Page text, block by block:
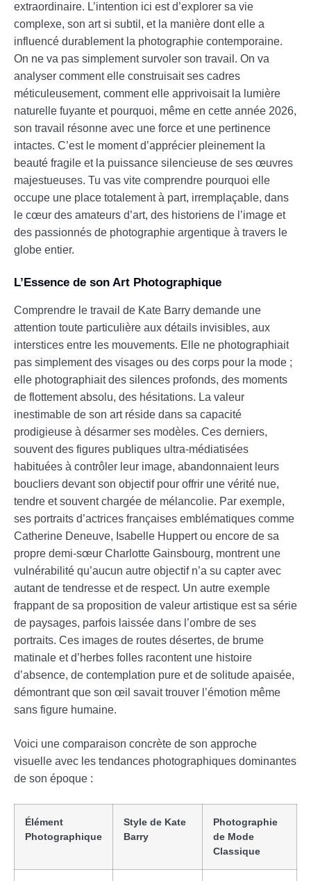
extraordinaire. L’intention ici est d’explorer sa vie
complexe, son art si subtil, et la manière dont elle a
influencé durablement la photographie contemporaine.
On ne va pas simplement survoler son travail. On va
analyser comment elle construisait ses cadres
méticuleusement, comment elle apprivoisait la lumière
naturelle fuyante et pourquoi, même en cette année 2026,
son travail résonne avec une force et une pertinence
intactes. C’est le moment d’apprécier pleinement la
beauté fragile et la puissance silencieuse de ses œuvres
majestueuses. Tu vas vite comprendre pourquoi elle
occupe une place totalement à part, irremplaçable, dans
le cœur des amateurs d’art, des historiens de l’image et
des passionnés de photographie argentique à travers le
globe entier.
L’Essence de son Art Photographique
Comprendre le travail de Kate Barry demande une
attention toute particulière aux détails invisibles, aux
interstices entre les mouvements. Elle ne photographiait
pas simplement des visages ou des corps pour la mode ;
elle photographiait des silences profonds, des moments
de flottement absolu, des hésitations. La valeur
inestimable de son art réside dans sa capacité
prodigieuse à désarmer ses modèles. Ces derniers,
souvent des figures publiques ultra-médiatisées
habituées à contrôler leur image, abandonnaient leurs
boucliers devant son objectif pour offrir une vérité nue,
tendre et souvent chargée de mélancolie. Par exemple,
ses portraits d’actrices françaises emblématiques comme
Catherine Deneuve, Isabelle Huppert ou encore de sa
propre demi-sœur Charlotte Gainsbourg, montrent une
vulnérabilité qu’aucun autre objectif n’a su capter avec
autant de tendresse et de respect. Un autre exemple
frappant de sa proposition de valeur artistique est sa série
de paysages, parfois laissée dans l’ombre de ses
portraits. Ces images de routes désertes, de brume
matinale et d’herbes folles racontent une histoire
d’absence, de contemplation pure et de solitude apaisée,
démontrant que son œil savait trouver l’émotion même
sans figure humaine.
Voici une comparaison concrète de son approche
visuelle avec les tendances photographiques dominantes
de son époque :
Élément
Photographique
Style de Kate
Barry
Photographie
de Mode
Classique